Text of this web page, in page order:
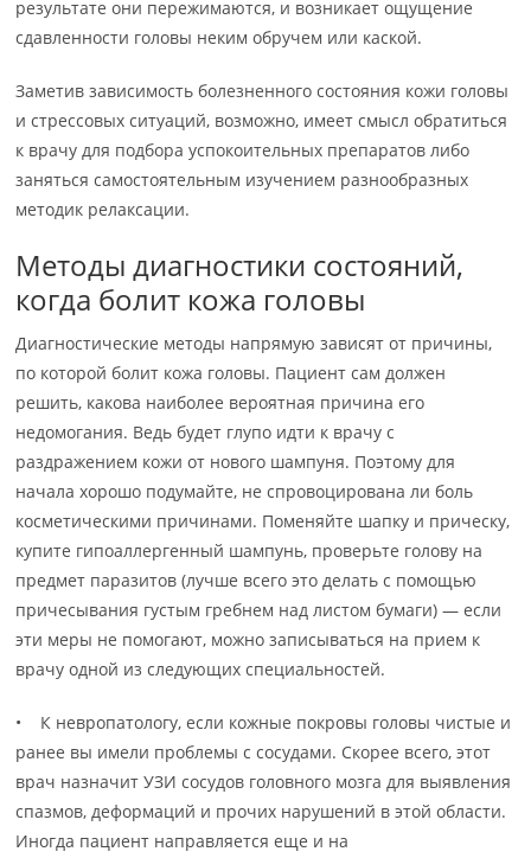
результате они пережимаются, и возникает ощущение
сдавленности головы неким обручем или каской.
Заметив зависимость болезненного состояния кожи головы
и стрессовых ситуаций, возможно, имеет смысл обратиться
к врачу для подбора успокоительных препаратов либо
заняться самостоятельным изучением разнообразных
методик релаксации.
Методы диагностики состояний,
когда болит кожа головы
Диагностические методы напрямую зависят от причины,
по которой болит кожа головы. Пациент сам должен
решить, какова наиболее вероятная причина его
недомогания. Ведь будет глупо идти к врачу с
раздражением кожи от нового шампуня. Поэтому для
начала хорошо подумайте, не спровоцирована ли боль
косметическими причинами. Поменяйте шапку и прическу,
купите гипоаллергенный шампунь, проверьте голову на
предмет паразитов (лучше всего это делать с помощью
причесывания густым гребнем над листом бумаги) — если
эти меры не помогают, можно записываться на прием к
врачу одной из следующих специальностей.
• К невропатологу, если кожные покровы головы чистые и
ранее вы имели проблемы с сосудами. Скорее всего, этот
врач назначит УЗИ сосудов головного мозга для выявления
спазмов, деформаций и прочих нарушений в этой области.
Иногда пациент направляется еще и на